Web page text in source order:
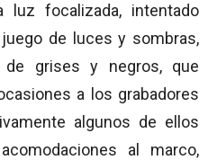
focalizada, intentado
de luces y sombras,
grises y negros, que
a los grabadores
algunos de ellos
al marco,